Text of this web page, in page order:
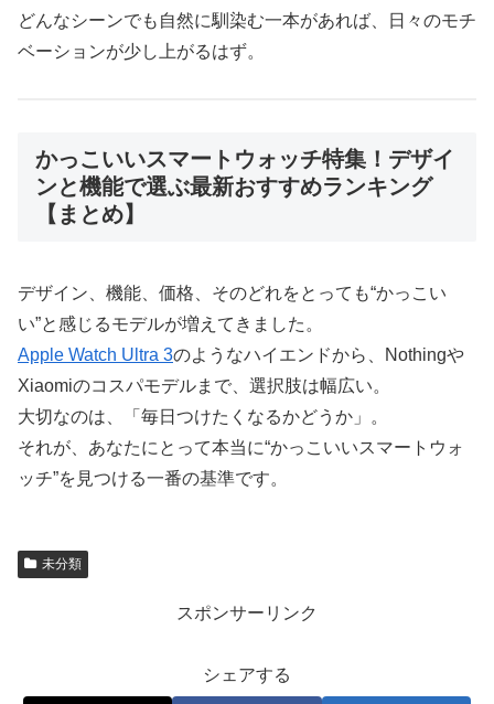
どんなシーンでも自然に馴染む一本があれば、日々のモチ
ベーションが少し上がるはず。
かっこいいスマートウォッチ特集！デザイ
ンと機能で選ぶ最新おすすめランキング
【まとめ】
デザイン、機能、価格、そのどれをとっても“かっこい
い”と感じるモデルが増えてきました。
Apple Watch Ultra 3のようなハイエンドから、Nothingや
Xiaomiのコスパモデルまで、選択肢は幅広い。
大切なのは、「毎日つけたくなるかどうか」。
それが、あなたにとって本当に“かっこいいスマートウォ
ッチ”を見つける一番の基準です。
未分類
スポンサーリンク
シェアする